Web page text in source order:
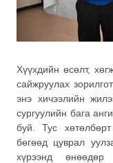
Хүүхдийн өсөлт,
сайжруулах
энэ хичээлийн
сургуулийн бага
буй. Тус
бөгөөд цуврал
хүрээнд